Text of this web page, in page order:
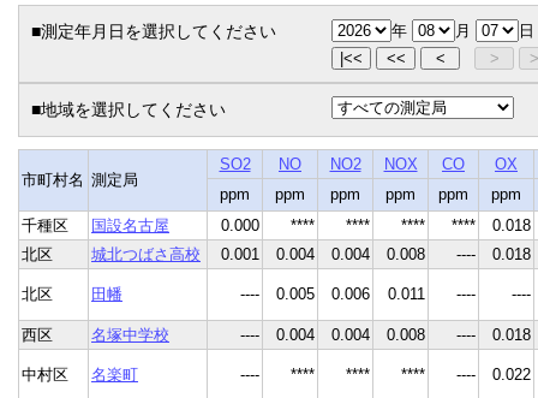
■測定年月日を選択してください 年 月 日
■地域を選択してください
市町村名 測定局
SO2 NO NO2 NOX CO
OX
ppm
ppm ppm ppm ppm
ppm
千種区
国設名古屋 0.000 **** **** **** ****
0.018
北区
城北つばさ高校 0.001 0.004 0.004 0.008 ---- 0.018
北区 田幡 ---- 0.005 0.006 0.011 ---- ----
西区 名塚中学校 ---- 0.004 0.004 0.008 ---- 0.018
中村区 名楽町 ---- **** **** **** ---- 0.022